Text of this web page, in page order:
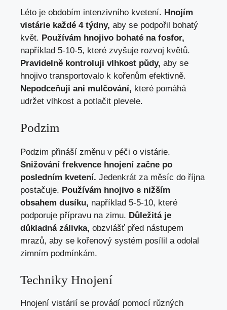
Léto je obdobím intenzivního kvetení. Hnojím
vistárie každé 4 týdny, aby se podpořil bohatý
květ. Používám hnojivo bohaté na fosfor,
například 5-10-5, které zvyšuje rozvoj květů.
Pravidelně kontroluji vlhkost půdy, aby se
hnojivo transportovalo k kořenům efektivně.
Nepodceňuji ani mulčování, které pomáhá
udržet vlhkost a potlačit plevele.
Podzim
Podzim přináší změnu v péči o vistárie.
Snižování frekvence hnojení začne po
posledním kvetení. Jedenkrát za měsíc do října
postačuje. Používám hnojivo s nižším
obsahem dusíku, například 5-5-10, které
podporuje přípravu na zimu. Důležitá je
důkladná zálivka, obzvlášť před nástupem
mrazů, aby se kořenový systém posílil a odolal
zimním podmínkám.
Techniky Hnojení
Hnojení vistárií se provádí pomocí různých